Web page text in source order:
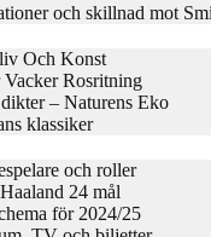
och skillnad mot
Och Konst
Rosritning
– Naturens Eko
klassiker
och roller
24 mål
för 2024/25